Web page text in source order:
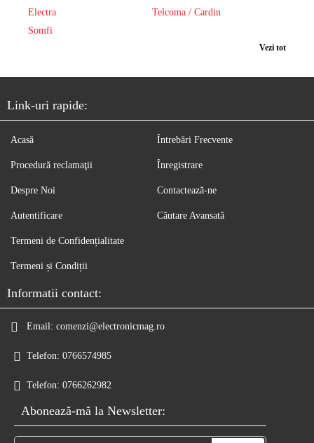
Electra
Telcoma / Cardin
Somfi
Vezi tot
Link-uri rapide:
Acasă
Procedură reclamaţii
Despre Noi
Autentificare
Întrebări Frecvente
Înregistrare
Contactează-ne
Căutare Avansată
Termeni de Confidențialitate
Termeni și Condiții
Informatii contact:
Email: comenzi@electronicmag.ro
Telefon: 0766574985
Telefon: 0766262982
Abonează-mă la Newsletter: